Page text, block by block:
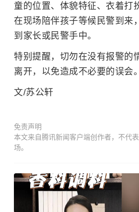
童的位置、体貌特征、衣着打
在现场陪伴孩子等候民警到来
到家长或民警手中。
特别提醒，切勿在没有报警的
离开，以免造成不必要的误会。
文/苏公轩
免责声明
本文来自腾讯新闻客户端创作者，不代
场。